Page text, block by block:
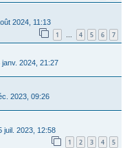
2024, 11:13
1 … 4 5 6 7
janv. 2024, 21:27
2023, 09:26
juil. 2023, 12:58
1 2 3 4 5